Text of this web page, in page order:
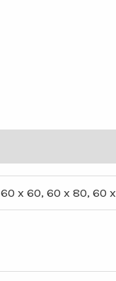
60 x 60, 60 x 80, 60 x